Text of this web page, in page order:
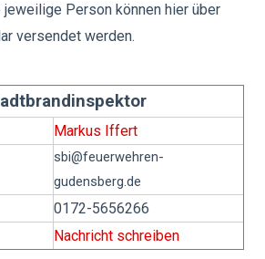
jeweilige Person können hier über
versendet werden.
Markus Iffert
sbi@feuerwehren-
gudensberg.de
0172-5656266
Nachricht schreiben